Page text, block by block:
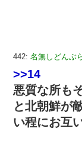
442: 名無しどんぶ
>>14
悪質な所も
と北朝鮮が
い程にお互